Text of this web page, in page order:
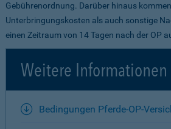
Gebührenordnung. Darüber hinaus
Unterbringungskosten als auch sonstige
einen Zeitraum von 14 Tagen nach der OP
Weitere Informationen
Bedingungen Pferde-OP-